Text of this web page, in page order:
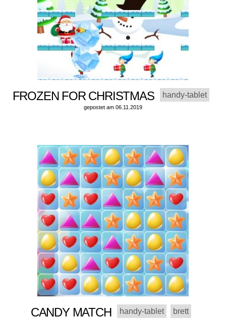
FROZEN FOR CHRISTMAS handy-tablet
gepostet am 06.11.2019
CANDY MATCH handy-tablet brett